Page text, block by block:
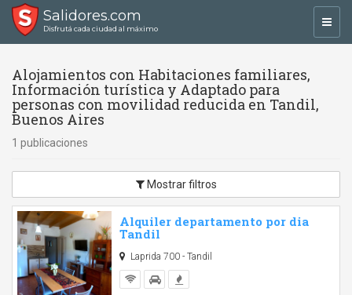
Salidores.com
Disfrutá cada ciudad al máximo
Alojamientos con Habitaciones familiares,
Información turística y Adaptado para
personas con movilidad reducida en Tandil,
Buenos Aires
1 publicaciones
Mostrar filtros
Alquiler departamento por dia
Tandil
Laprida 700 - Tandil